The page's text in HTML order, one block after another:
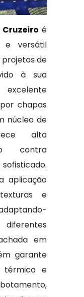
é
e versátil
de
à sua
chapas
núcleo de
alta
contra
aplicação
e
em
garante
térmico e